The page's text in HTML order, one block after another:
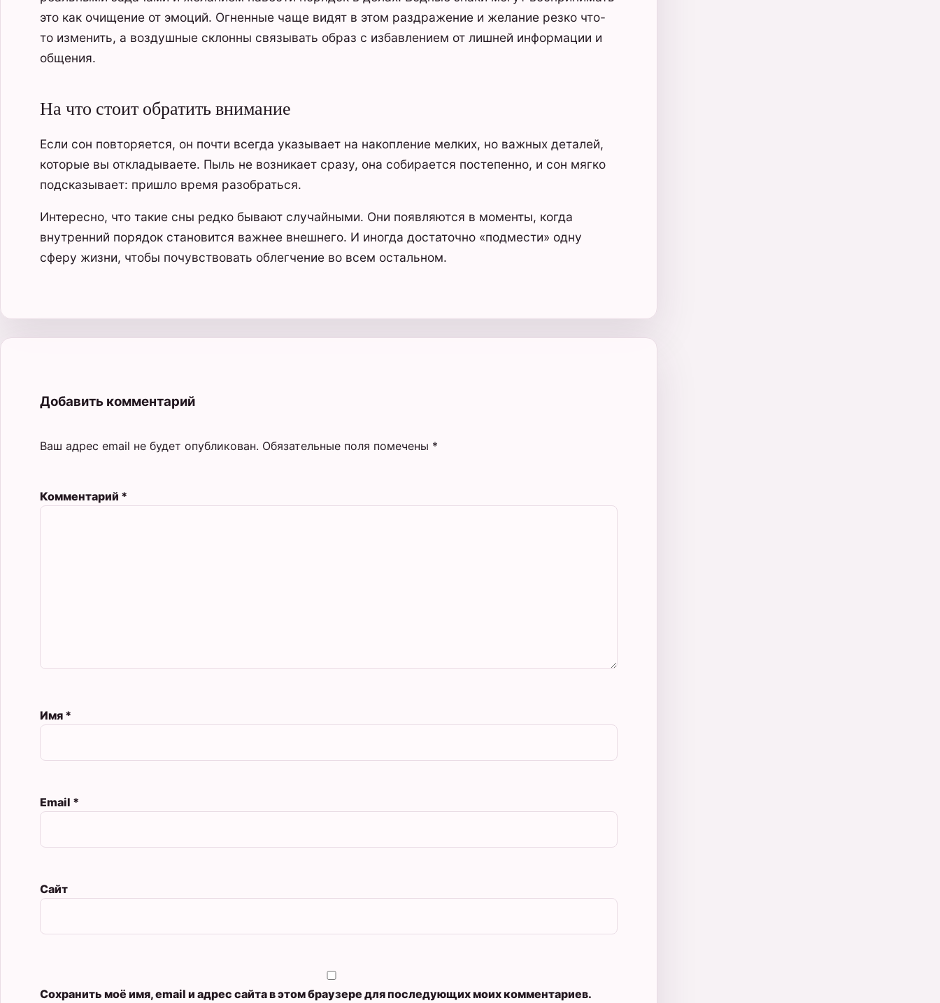
это как очищение от эмоций. Огненные чаще видят в этом раздражение и желание резко что-
то изменить, а воздушные склонны связывать образ с избавлением от лишней информации и
общения.
На что стоит обратить внимание
Если сон повторяется, он почти всегда указывает на накопление мелких, но важных деталей,
которые вы откладываете. Пыль не возникает сразу, она собирается постепенно, и сон мягко
подсказывает: пришло время разобраться.
Интересно, что такие сны редко бывают случайными. Они появляются в моменты, когда
внутренний порядок становится важнее внешнего. И иногда достаточно «подмести» одну
сферу жизни, чтобы почувствовать облегчение во всем остальном.
Добавить комментарий
Ваш адрес email не будет опубликован. Обязательные поля помечены *
Комментарий *
Имя *
Email *
Сайт
Сохранить моё имя, email и адрес сайта в этом браузере для последующих моих комментариев.